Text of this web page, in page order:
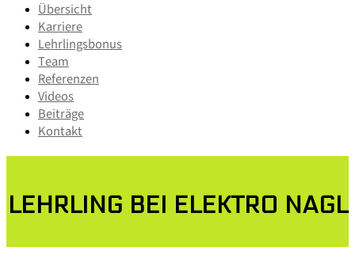
Übersicht
Karriere
Lehrlingsbonus
Team
Referenzen
Videos
Beiträge
Kontakt
LEHRLING BEI ELEKTRO NAGL